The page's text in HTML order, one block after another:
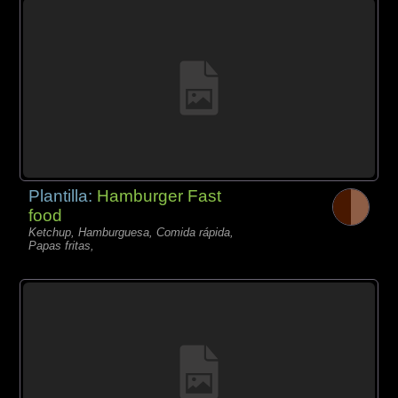
Plantilla: Hamburger Fast
food
Ketchup, Hamburguesa, Comida rápida,
Papas fritas,